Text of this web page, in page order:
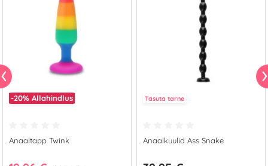
-20% Allahindlus
Anaaltapp Twink
Tasuta tarne
Anaalkuulid Ass Snake